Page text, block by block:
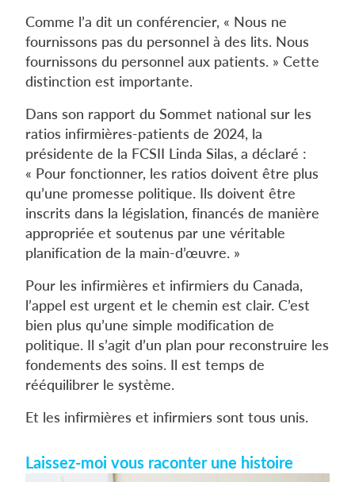
Comme l’a dit un conférencier, « Nous ne
fournissons pas du personnel à des lits. Nous
fournissons du personnel aux patients. » Cette
distinction est importante.
Dans son rapport du Sommet national sur les
ratios infirmières-patients de 2024, la
présidente de la FCSII Linda Silas, a déclaré :
« Pour fonctionner, les ratios doivent être plus
qu’une promesse politique. Ils doivent être
inscrits dans la législation, financés de manière
appropriée et soutenus par une véritable
planification de la main-d’œuvre. »
Pour les infirmières et infirmiers du Canada,
l’appel est urgent et le chemin est clair. C’est
bien plus qu’une simple modification de
politique. Il s’agit d’un plan pour reconstruire les
fondements des soins. Il est temps de
rééquilibrer le système.
Et les infirmières et infirmiers sont tous unis.
Laissez-moi vous raconter une histoire